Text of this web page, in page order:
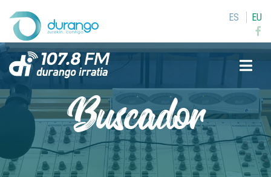
ES EU
Buscador